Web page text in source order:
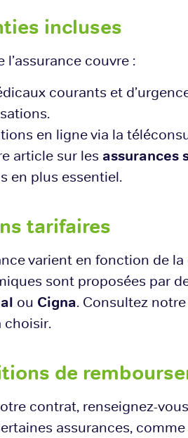
incluses
l’assurance couvre :
courants et
en ligne via la
article sur les assurances
en plus essentiel.
tarifaires
varient en fonction de
sont proposées par
ou Cigna. Consultez notre
choisir.
de
contrat, renseignez-
assurances, comme